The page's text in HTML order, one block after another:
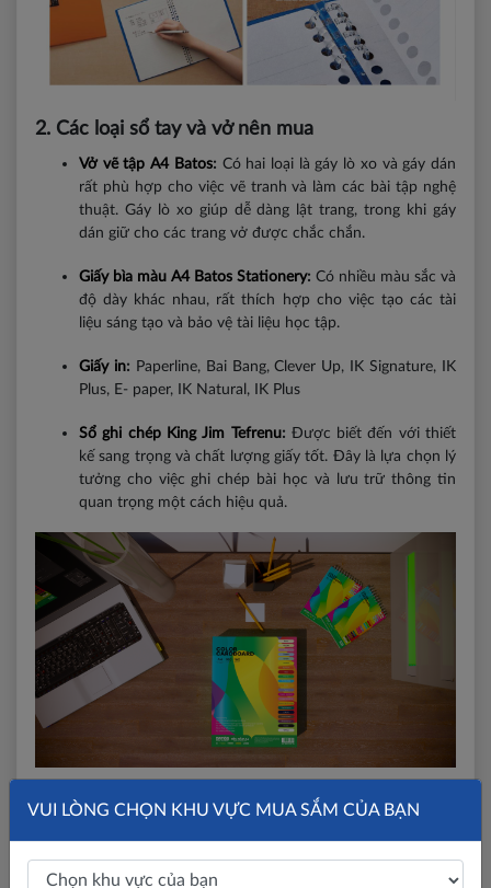
2. Các loại sổ tay và vở nên mua
Vở vẽ tập A4 Batos: Có hai loại là gáy lò xo và gáy dán
rất phù hợp cho việc vẽ tranh và làm các bài tập nghệ
thuật. Gáy lò xo giúp dễ dàng lật trang, trong khi gáy
dán giữ cho các trang vở được chắc chắn.
Giấy bìa màu A4 Batos Stationery: Có nhiều màu sắc và
độ dày khác nhau, rất thích hợp cho việc tạo các tài
liệu sáng tạo và bảo vệ tài liệu học tập.
Giấy in: Paperline, Bai Bang, Clever Up, IK Signature, IK
Plus, E- paper, IK Natural, IK Plus
Sổ ghi chép King Jim Tefrenu: Được biết đến với thiết
kế sang trọng và chất lượng giấy tốt. Đây là lựa chọn lý
tưởng cho việc ghi chép bài học và lưu trữ thông tin
quan trọng một cách hiệu quả.
Hộp bút và cặp sách - Sắp xếp gọn
Hộp bút và cặp sáchkhông chỉ giúp học sinh tổ chức các
công cụ học tập mà còn giúp bảo vệ chúng khỏi hư hỏng.
VUI LÒNG CHỌN KHU VỰC MUA SẮM CỦA BẠN